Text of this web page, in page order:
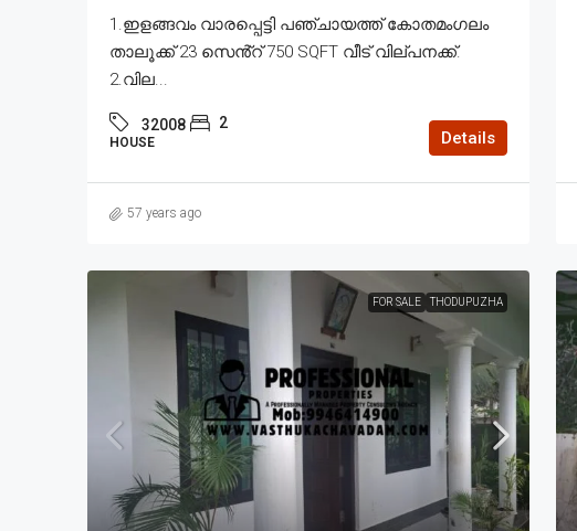
1.ഇളങ്ങവം വാരപ്പെട്ടി പഞ്ചായത്ത് കോതമംഗലം
താലൂക്ക് 23 സെൻ്റ് 750 SQFT വീട് വില്പനക്ക്.
2.വില...
32008 2
HOUSE Details
57 years ago
FOR SALE THODUPUZHA